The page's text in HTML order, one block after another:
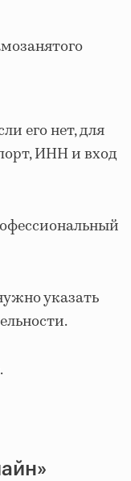
его нет, для
ИНН и вход
указать